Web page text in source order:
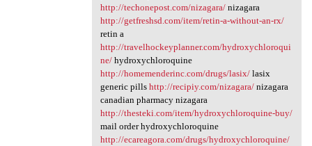
http://techonepost.com/nizagara/nizagara
http://getfreshsd.com/item/retin-a-without-an-rx/
retin a
http://travelhockeyplanner.com/hydroxychloroqui
ne/hydroxychloroquine
http://homemenderinc.com/drugs/lasix/lasix
generic pills http://recipiy.com/nizagara/nizagara
canadian pharmacy nizagara
http://thesteki.com/item/hydroxychloroquine-buy/
mail order hydroxychloroquine
http://ecareagora.com/drugs/hydroxychloroquine/